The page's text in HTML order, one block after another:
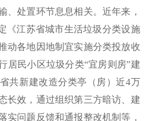
、处置环节息息相关。近年来，
《江苏省城市生活垃圾分类设施
动各地因地制宜实施分类投放收
居民小区垃圾分类“宜房则房”建
共新建改造分类亭（房）近4万
长效，通过组织第三方暗访、建
实问题反馈和通报整改机制等，